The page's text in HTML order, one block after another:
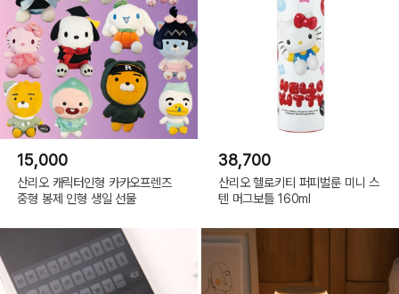
15,000
산리오 캐릭터인형 카카오프렌즈
중형 봉제 인형 생일 선물
38,700
산리오 헬로키티 퍼피벌룬 미니 스
텐 머그보틀 160ml